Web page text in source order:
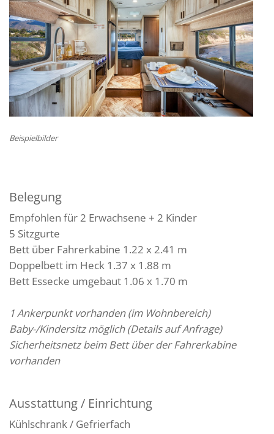
Beispielbilder
Belegung
Empfohlen für 2 Erwachsene + 2 Kinder
5 Sitzgurte
Bett über Fahrerkabine 1.22 x 2.41 m
Doppelbett im Heck 1.37 x 1.88 m
Bett Essecke umgebaut 1.06 x 1.70 m
1 Ankerpunkt vorhanden (im Wohnbereich)
Baby-/Kindersitz möglich (Details auf Anfrage)
Sicherheitsnetz beim Bett über der Fahrerkabine
vorhanden
Ausstattung / Einrichtung
Kühlschrank / Gefrierfach